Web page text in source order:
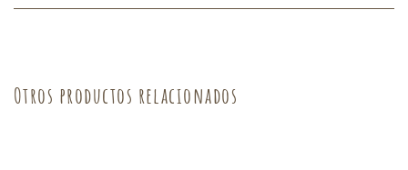
Otros productos relacionados